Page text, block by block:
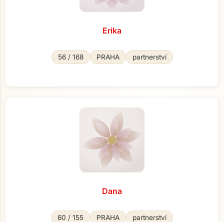
Přejít na hlavní obsah
Erika
56 / 168 PRAHA partnerství
Dana
60 / 155 PRAHA partnerství